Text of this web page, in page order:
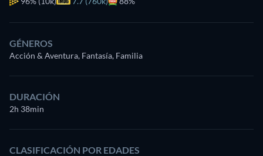
GÉNEROS
Acción & Aventura, Fantasía, Familia
DURACIÓN
2h 38min
CLASIFICACIÓN POR EDADES